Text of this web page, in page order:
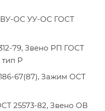
ОС УУ-ОС ГОСТ
79, Звено РП ГОСТ
Р
67(87), Зажим ОСТ
25573-82, Звено ОВ